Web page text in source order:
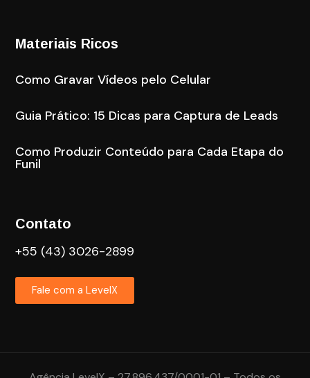
Materiais Ricos
Como Gravar Vídeos pelo Celular
Guia Prático: 15 Dicas para Captura de Leads
Como Produzir Conteúdo para Cada Etapa do
Funil
Contato
+55 (43) 3026-2899
Fale com a LevelX